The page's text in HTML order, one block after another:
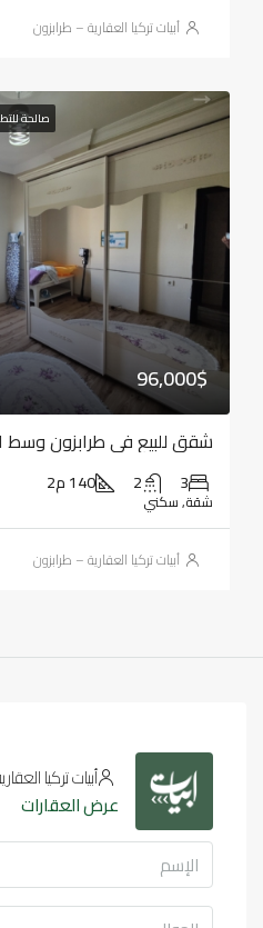
أبيات تركيا العقارية – طرابزون
صالحة
96,000$
شقق للبيع في طرابزون وسط
3
2 140 م2
شقة, سكني
أبيات تركيا العقارية – طرابزون
أبيات تركيا
عرض العقارات